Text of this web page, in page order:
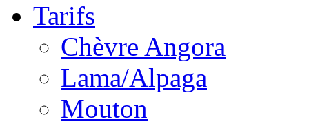
Tarifs
Chèvre Angora
Lama/Alpaga
Mouton